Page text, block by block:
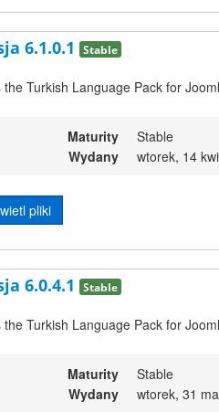
6.1.0.1 Stable
the Turkish Language Pack for
Maturity
Stable
Wydany
wtorek, 14
pliki
6.0.4.1 Stable
the Turkish Language Pack for
Maturity
Stable
Wydany
wtorek, 31